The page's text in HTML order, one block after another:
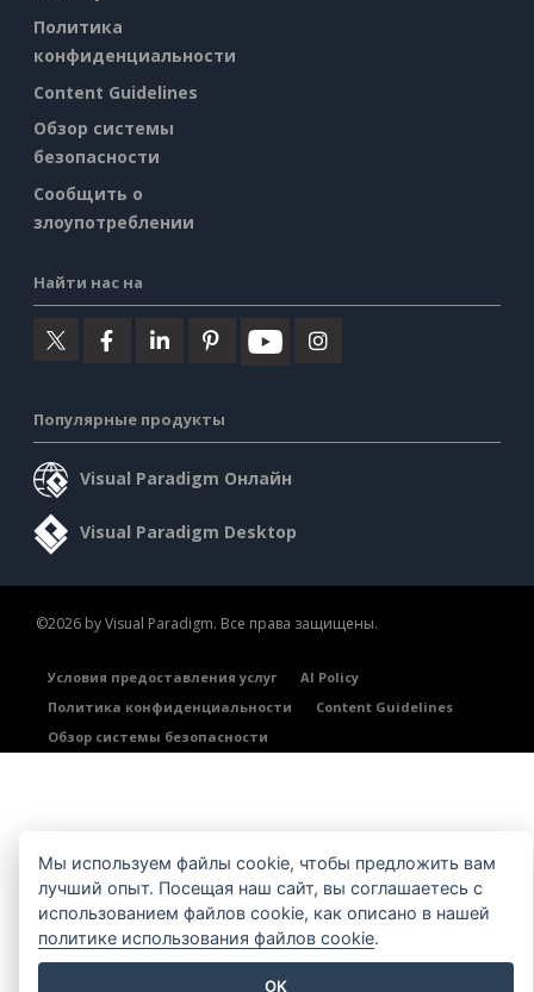
Политика
конфиденциальности
Content Guidelines
Обзор системы
безопасности
Сообщить о
злоупотреблении
Найти нас на
Популярные продукты
Visual Paradigm Онлайн
Visual Paradigm Desktop
©2026 by Visual Paradigm. Все права защищены.
Условия предоставления услуг
AI Policy
Политика конфиденциальности
Content Guidelines
Обзор системы безопасности
Мы используем файлы cookie, чтобы предложить вам
лучший опыт. Посещая наш сайт, вы соглашаетесь с
использованием файлов cookie, как описано в нашей
политике использования файлов cookie.
OK